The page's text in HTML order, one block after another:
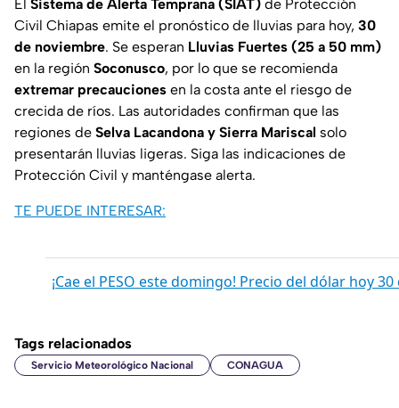
El Sistema de Alerta Temprana (SIAT) de Protección
Civil Chiapas emite el pronóstico de lluvias para hoy, 30
de noviembre. Se esperan Lluvias Fuertes (25 a 50 mm)
en la región Soconusco, por lo que se recomienda
extremar precauciones en la costa ante el riesgo de
crecida de ríos. Las autoridades confirman que las
regiones de Selva Lacandona y Sierra Mariscal solo
presentarán lluvias ligeras. Siga las indicaciones de
Protección Civil y manténgase alerta.
TE PUEDE INTERESAR:
¡Cae el PESO este domingo! Precio del dólar hoy
Tags relacionados
Servicio Meteorológico Nacional CONAGUA